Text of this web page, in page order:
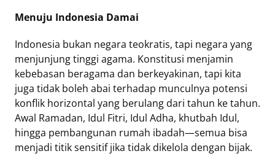
Menuju Indonesia Damai
Indonesia bukan negara teokratis, tapi negara yang
menjunjung tinggi agama. Konstitusi menjamin
kebebasan beragama dan berkeyakinan, tapi kita
juga tidak boleh abai terhadap munculnya potensi
konflik horizontal yang berulang dari tahun ke tahun.
Awal Ramadan, Idul Fitri, Idul Adha, khutbah Idul,
hingga pembangunan rumah ibadah—semua bisa
menjadi titik sensitif jika tidak dikelola dengan bijak.